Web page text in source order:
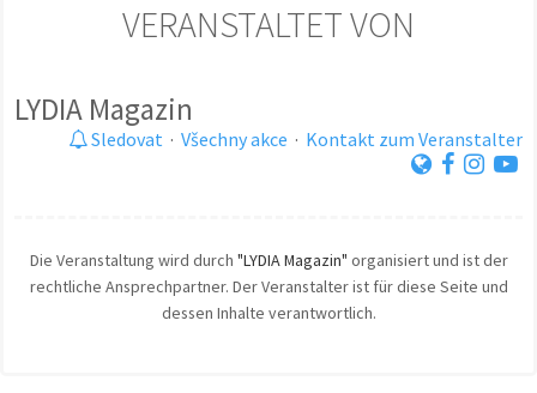
VERANSTALTET VON
LYDIA Magazin
Sledovat · Všechny akce · Kontakt zum Veranstalter
Die Veranstaltung wird durch "LYDIA Magazin" organisiert und ist der
rechtliche Ansprechpartner. Der Veranstalter ist für diese Seite und
dessen Inhalte verantwortlich.